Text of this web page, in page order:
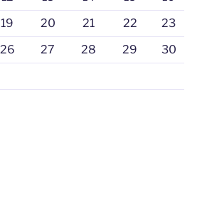
19 20 21 22
23
26 27 28 29
30